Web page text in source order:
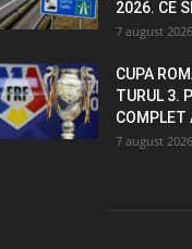
2026. CE
7 august
CUPA
TURUL 3.
COMPLET
7 august